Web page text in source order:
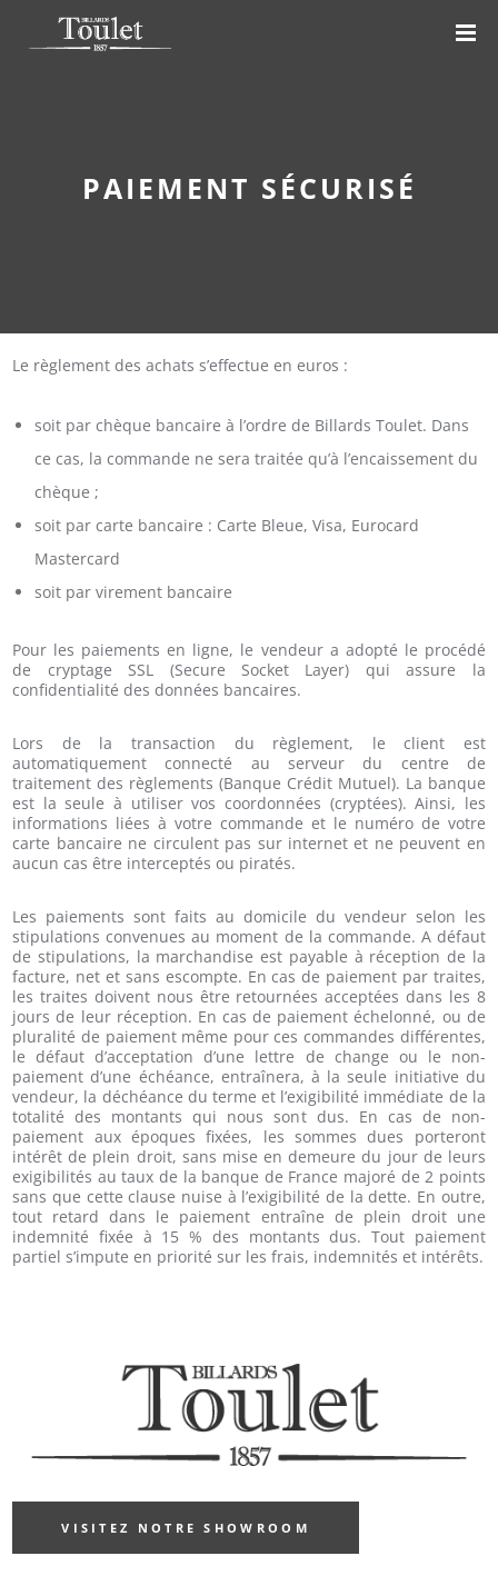
PAIEMENT SÉCURISÉ
Le règlement des achats s’effectue en euros :
soit par chèque bancaire à l’ordre de Billards Toulet. Dans
ce cas, la commande ne sera traitée qu’à l’encaissement du
chèque ;
soit par carte bancaire : Carte Bleue, Visa, Eurocard
Mastercard
soit par virement bancaire
Pour les paiements en ligne, le vendeur a adopté le procédé
de cryptage SSL (Secure Socket Layer) qui assure la
confidentialité des données bancaires.
Lors de la transaction du règlement, le client est
automatiquement connecté au serveur du centre de
traitement des règlements (Banque Crédit Mutuel). La banque
est la seule à utiliser vos coordonnées (cryptées). Ainsi, les
informations liées à votre commande et le numéro de votre
carte bancaire ne circulent pas sur internet et ne peuvent en
aucun cas être interceptés ou piratés.
Les paiements sont faits au domicile du vendeur selon les
stipulations convenues au moment de la commande. A défaut
de stipulations, la marchandise est payable à réception de la
facture, net et sans escompte. En cas de paiement par traites,
les traites doivent nous être retournées acceptées dans les 8
jours de leur réception. En cas de paiement échelonné, ou de
pluralité de paiement même pour ces commandes différentes,
le défaut d’acceptation d’une lettre de change ou le non-
paiement d’une échéance, entraînera, à la seule initiative du
vendeur, la déchéance du terme et l’exigibilité immédiate de la
totalité des montants qui nous sont dus. En cas de non-
paiement aux époques fixées, les sommes dues porteront
intérêt de plein droit, sans mise en demeure du jour de leurs
exigibilités au taux de la banque de France majoré de 2 points
sans que cette clause nuise à l’exigibilité de la dette. En outre,
tout retard dans le paiement entraîne de plein droit une
indemnité fixée à 15 % des montants dus. Tout paiement
partiel s’impute en priorité sur les frais, indemnités et intérêts.
VISITEZ NOTRE SHOWROOM